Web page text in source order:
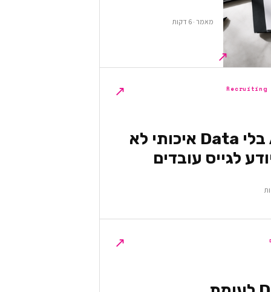
מאמר · 6 דקות
↗
למה AI בלי Data איכותי לא
לגייס עובדים
↗
↗